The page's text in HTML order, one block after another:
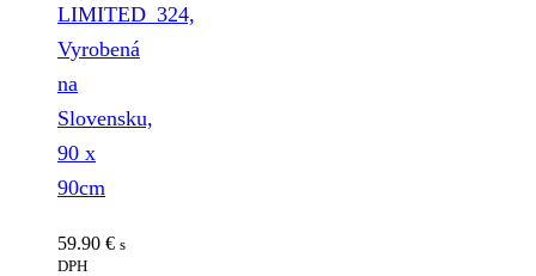
LIMITED_324,
Vyrobená
na
Slovensku,
90 x
90cm
59.90 € s
DPH